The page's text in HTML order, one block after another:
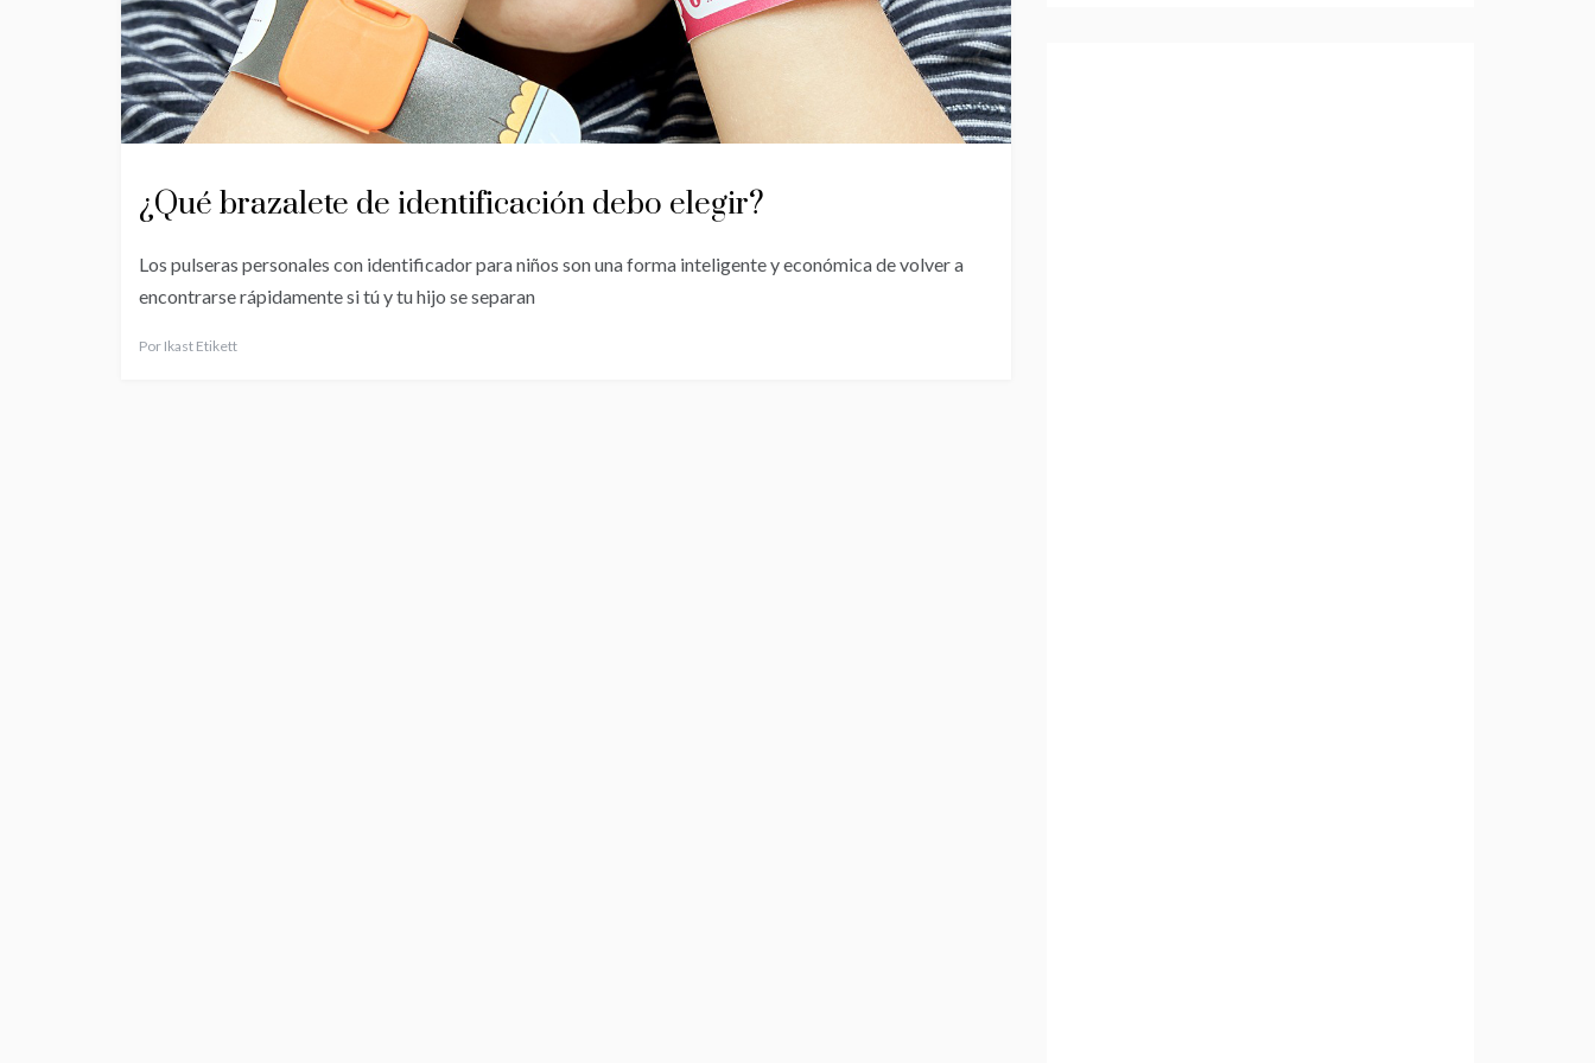
¿Qué brazalete de identificación debo elegir?
Los pulseras personales con identificador para niños son una forma inteligente y económica de volver a
encontrarse rápidamente si tú y tu hijo se separan
Por Ikast Etikett